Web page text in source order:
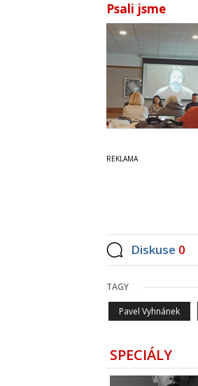
Psali jsme
Diskuse 0
TAGY
Pavel Vyhnánek
SPECIÁLY